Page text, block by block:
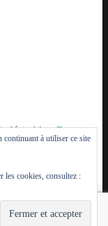
En
de vos
continuant à utiliser ce site
les cookies, consultez :